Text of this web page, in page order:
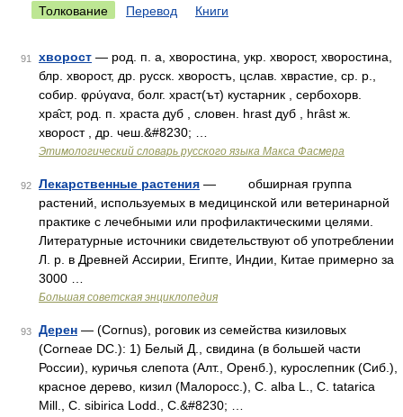
Толкование Перевод Книги
91 хворост — род. п. а, хворостина, укр. хворост, хворостина,
блр. хворост, др. русск. хворостъ, цслав. хврастие, ср. р.,
собир. φρύγανα, болг. храст(ът) кустарник , сербохорв.
хра̑ст, род. п. храста дуб , словен. hrast дуб , hrȃst ж.
хворост , др. чеш.&#8230; …
Этимологический словарь русского языка Макса Фасмера
92 Лекарственные растения — обширная группа
растений, используемых в медицинской или ветеринарной
практике с лечебными или профилактическими целями.
Литературные источники свидетельствуют об употреблении
Л. р. в Древней Ассирии, Египте, Индии, Китае примерно за
3000 …
Большая советская энциклопедия
93 Дерен — (Cornus), роговик из семейства кизиловых
(Corneae DC.): 1) Белый Д., свидина (в большей части
России), куричья слепота (Алт., Оренб.), курослепник (Сиб.),
красное дерево, кизил (Малоросс.), С. alba L., С. tatarica
Mill., С. sibirica Lodd., C.&#8230; …